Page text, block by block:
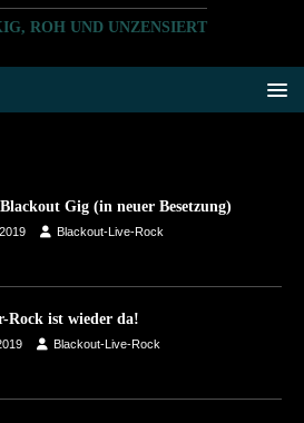
ROH UND UNZENSIERT
Gig (in neuer Besetzung)
Blackout-Live-Rock
Rock ist wieder da!
Blackout-Live-Rock